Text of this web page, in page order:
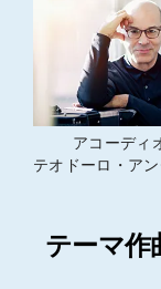
アコーディ
テオドーロ・ア
テーマ作